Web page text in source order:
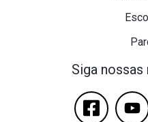
Siga nossas